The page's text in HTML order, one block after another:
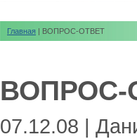
Главная | ВОПРОС-ОТВЕТ
ВОПРОС-
07.12.08 |